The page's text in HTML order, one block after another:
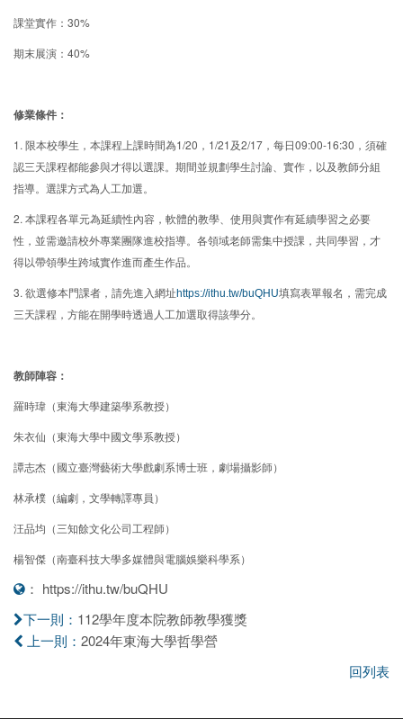
課堂實作：30%
期末展演：40%
修業條件：
1. 限本校學生，本課程上課時間為1/20，1/21及2/17，每日09:00-16:30，須確
認三天課程都能參與才得以選課。期間並規劃學生討論、實作，以及教師分組
指導。選課方式為人工加選。
2. 本課程各單元為延續性內容，軟體的教學、使用與實作有延續學習之必要
性，並需邀請校外專業團隊進校指導。各領域老師需集中授課，共同學習，才
得以帶領學生跨域實作進而產生作品。
3. 欲選修本門課者，請先進入網址 https://ithu.tw/buQHU填寫表單報名，需完成
三天課程，方能在開學時透過人工加選取得該學分。
教師陣容：
羅時瑋（東海大學建築學系教授）
朱衣仙（東海大學中國文學系教授）
譚志杰（國立臺灣藝術大學戲劇系博士班，劇場攝影師）
林承樸（編劇，文學轉譯專員）
汪品均（三知餘文化公司工程師）
楊智傑（南臺科技大學多媒體與電腦娛樂科學系）
： https://ithu.tw/buQHU
下一則： 112學年度本院教師教學獲獎
上一則： 2024年東海大學哲學營
回列表